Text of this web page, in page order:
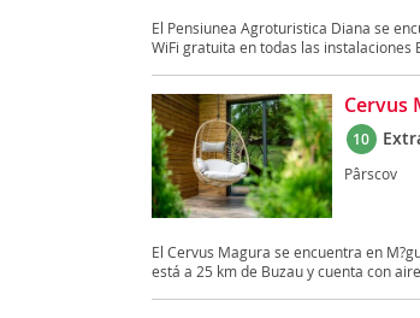
El Pensiunea Agroturistica Diana se
WiFi gratuita en todas las instalaciones
Cervus
10
Pârscov
El Cervus Magura se encuentra en
está a 25 km de Buzau y cuenta con